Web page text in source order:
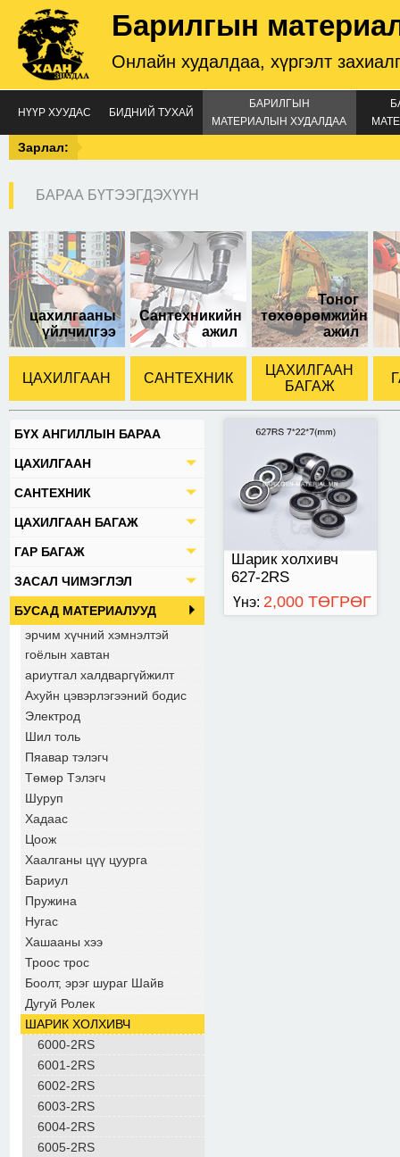
Барилгын
Онлайн худалдаа, хүргэлт
НҮҮР ХУУДАС БИДНИЙ ТУХАЙ
БАРИЛГЫН
МАТЕРИАЛЫН ХУДАЛДАА
Зарлал:
БАРАА БҮТЭЭГДЭХҮҮН
цахилгааны
үйлчилгээ
Сантехникийн
ажил
Тоног
төхөөрөмжийн
ажил
ЦАХИЛГААН САНТЕХНИК
ЦАХИЛГААН
БАГАЖ
БҮХ АНГИЛЛЫН БАРАА
ЦАХИЛГААН
САНТЕХНИК
ЦАХИЛГААН БАГАЖ
ГАР БАГАЖ
ЗАСАЛ ЧИМЭГЛЭЛ
БУСАД МАТЕРИАЛУУД
эрчим хүчний хэмнэлтэй
гоёлын хавтан
ариутгал халдваргүйжилт
Ахуйн цэвэрлэгээний бодис
Электрод
Шил толь
Пяавар тэлэгч
Төмөр Тэлэгч
Шуруп
Хадаас
Цоож
Хаалганы цүү цуурга
Бариул
Пружина
Нугас
Хашааны хээ
Троос трос
Боолт, эрэг шураг Шайв
Дугуй Ролек
ШАРИК ХОЛХИВЧ
6000-2RS
6001-2RS
6002-2RS
6003-2RS
6004-2RS
6005-2RS
Шарик холхивч
627-2RS
Шарик холхивч 627-
2RS
Үнэ: 2,000 ТӨГРӨГ